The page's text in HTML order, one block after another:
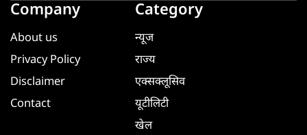
Company
About us
Privacy Policy
Disclaimer
Contact
Category
न्यूज
राज्य
एक्सक्लूसिव
यूटीलिटी
खेल